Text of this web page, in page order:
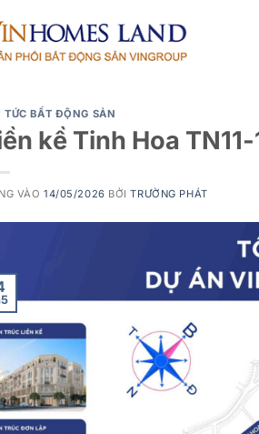
TỨC BẤT ĐỘNG SẢN
kề Tinh Hoa
VÀO14/05/2026 BỞITRƯỜNG PHÁT